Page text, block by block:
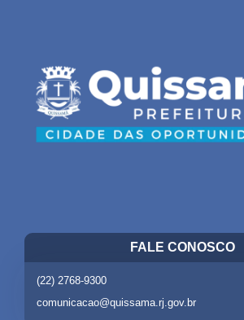
FALE CONOSCO
(22) 2768-9300
comunicacao@quissama.rj.gov.br